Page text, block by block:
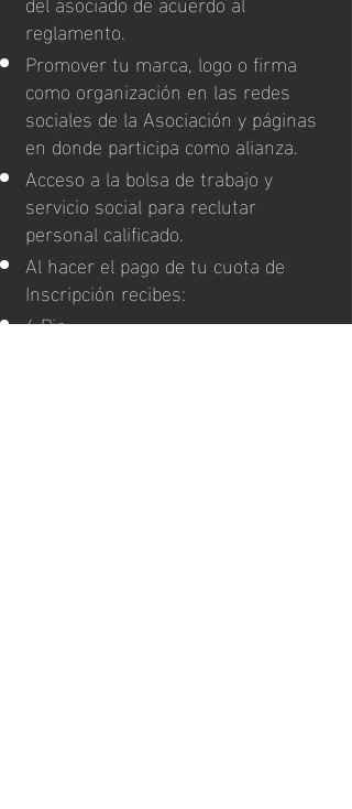
reglamento.
Promover tu marca, logo o firma
como organización en las redes
sociales de la Asociación y páginas
en donde participa como alianza.
Acceso a la bolsa de trabajo y
servicio social para reclutar
personal calificado.
Al hacer el pago de tu cuota de
Inscripción recibes:
6 Pin.